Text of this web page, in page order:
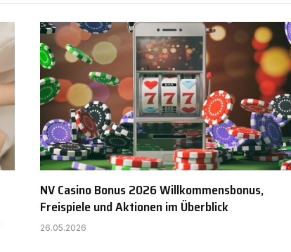
NV Casino Bonus 2026 Willkommensbonus,
Freispiele und Aktionen im Überblick
26.05.2026